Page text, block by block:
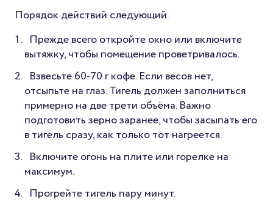
Порядок действий следующий.
Прежде всего откройте окно или включите
вытяжку, чтобы помещение проветривалось.
Взвесьте 60-70 г кофе. Если весов нет,
отсыпьте на глаз. Тигель должен заполниться
примерно на две трети объёма. Важно
подготовить зерно заранее, чтобы засыпать его
в тигель сразу, как только тот нагреется.
Включите огонь на плите или горелке на
максимум.
Прогрейте тигель пару минут.